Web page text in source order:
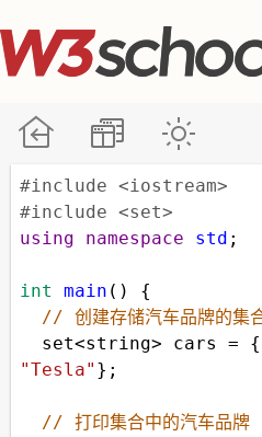
#include <iostream>
#include <set>
using
namespace std ;
int main () {
set<string> cars = {
"Tesla" };